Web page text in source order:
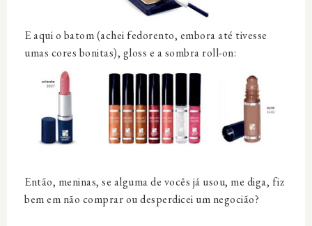
E aqui o batom (achei fedorento, embora até tivesse
umas cores bonitas), gloss e a sombra roll-on:
Então, meninas, se alguma de vocês já usou, me diga, fiz
bem em não comprar ou desperdicei um negocião?